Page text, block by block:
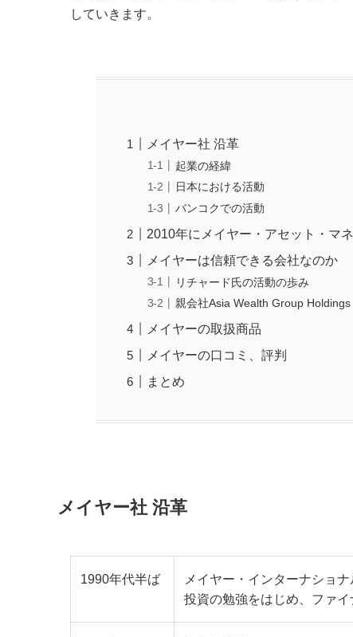
していきます。
メイヤー社 沿革
起業の経緯
日本における活動
バンコクでの活動
2010年にメイヤー・アセット・マ
メイヤーは信頼できる会社なのか
リチャード氏の活動の歩み
親会社Asia Wealth Group
メイヤーの取扱商品
メイヤーの口コミ、評判
まとめ
メイヤー社 沿革
1990年代半ば
メイヤー・インターナショ
投資の勉強をはじめ、ファ